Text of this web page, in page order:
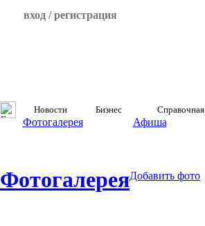
вход / регистрация
Новости Бизнес Справочная
Фотогалерея
Афиша
ФотогалереяДобавить фото